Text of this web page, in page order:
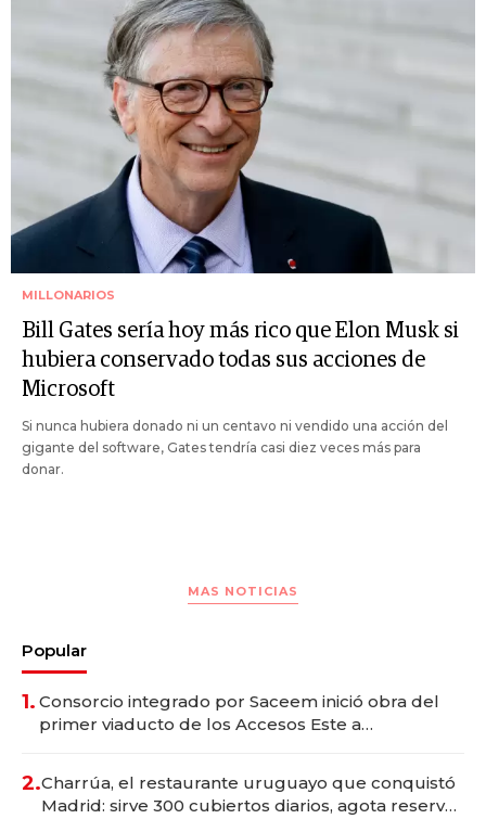
MILLONARIOS
Bill Gates sería hoy más rico que Elon Musk si
hubiera conservado todas sus acciones de
Microsoft
Si nunca hubiera donado ni un centavo ni vendido una acción del
gigante del software, Gates tendría casi diez veces más para
donar.
MAS NOTICIAS
Popular
1. Consorcio integrado por Saceem inició obra del
primer viaducto de los Accesos Este a
2.Charrúa, el restaurante uruguayo que conquistó
Madrid: sirve 300 cubiertos diarios, agota reservas